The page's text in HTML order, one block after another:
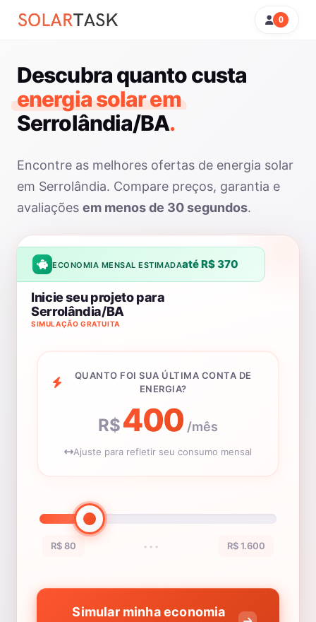
0
Descubra quanto custa
energia solar em
Serrolândia/BA.
Encontre as melhores ofertas de energia solar
em Serrolândia. Compare preços, garantia e
avaliações em menos de 30 segundos.
ECONOMIA MENSAL ESTIMADAaté R$ 370
SIMULAÇÃO GRATUITA
Inicie seu projeto para
Serrolândia/BA
QUANTO FOI SUA ÚLTIMA CONTA DE
ENERGIA?
R$400 /mês
Ajuste para refletir seu consumo mensal
R$ 80 ••• R$ 1.600
Simular minha economia